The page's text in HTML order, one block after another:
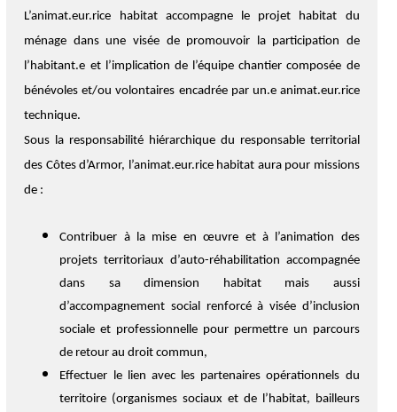
L’animat.eur.rice habitat accompagne le projet habitat du
ménage dans une visée de promouvoir la participation de
l’habitant.e et l’implication de l’équipe chantier composée de
bénévoles et/ou volontaires encadrée par un.e animat.eur.rice
technique.
Sous la responsabilité hiérarchique du responsable territorial
des Côtes d’Armor, l’animat.eur.rice habitat aura pour missions
de :
Contribuer à la mise en œuvre et à l’animation des
projets territoriaux d’auto-réhabilitation accompagnée
dans sa dimension habitat mais aussi
d’accompagnement social renforcé à visée d’inclusion
sociale et professionnelle pour permettre un parcours
de retour au droit commun,
Effectuer le lien avec les partenaires opérationnels du
territoire (organismes sociaux et de l’habitat, bailleurs